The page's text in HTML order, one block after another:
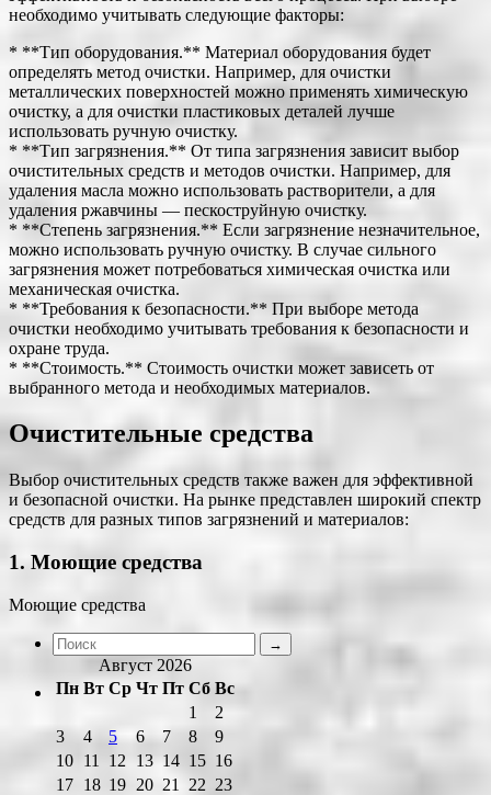
необходимо учитывать следующие факторы:
* **Тип оборудования.** Материал оборудования будет
определять метод очистки. Например, для очистки
металлических поверхностей можно применять химическую
очистку, а для очистки пластиковых деталей лучше
использовать ручную очистку.
* **Тип загрязнения.** От типа загрязнения зависит выбор
очистительных средств и методов очистки. Например, для
удаления масла можно использовать растворители, а для
удаления ржавчины — пескоструйную очистку.
* **Степень загрязнения.** Если загрязнение незначительное,
можно использовать ручную очистку. В случае сильного
загрязнения может потребоваться химическая очистка или
механическая очистка.
* **Требования к безопасности.** При выборе метода
очистки необходимо учитывать требования к безопасности и
охране труда.
* **Стоимость.** Стоимость очистки может зависеть от
выбранного метода и необходимых материалов.
Очистительные средства
Выбор очистительных средств также важен для эффективной
и безопасной очистки. На рынке представлен широкий спектр
средств для разных типов загрязнений и материалов:
1. Моющие средства
Моющие средства
Август 2026
Пн Вт Ср Чт Пт Сб Вс
1
2
3
4 5 6 7 8
9
10 11 12 13 14 15 16
17 18 19 20 21 22 23